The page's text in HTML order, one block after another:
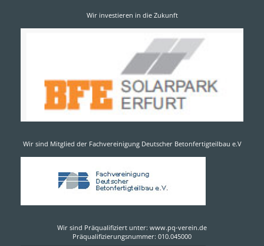
Wir investieren in die Zukunft
Wir sind Mitglied der Fachvereinigung Deutscher Betonfertigteilbau e.V
Wir sind Präqualifiziert unter: www.pq-verein.de
Präqualifizierungsnummer: 010.045000